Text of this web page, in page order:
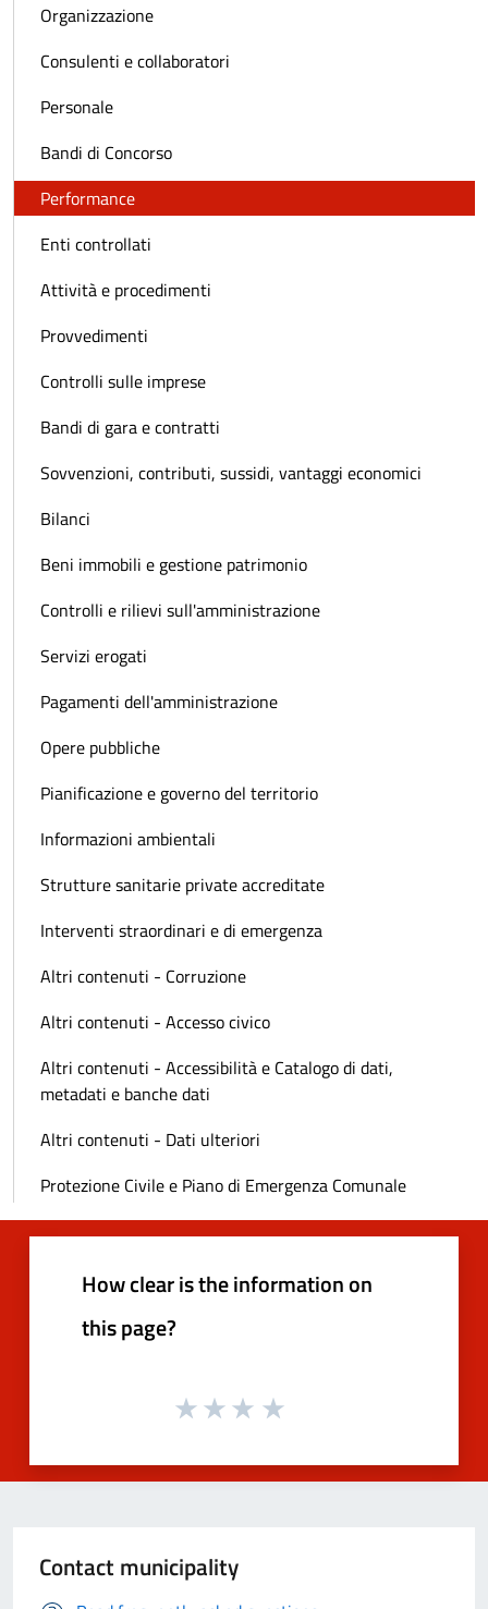
Organizzazione
Consulenti e collaboratori
Personale
Bandi di Concorso
Performance
Enti controllati
Attività e procedimenti
Provvedimenti
Controlli sulle imprese
Bandi di gara e contratti
Sovvenzioni, contributi, sussidi, vantaggi economici
Bilanci
Beni immobili e gestione patrimonio
Controlli e rilievi sull'amministrazione
Servizi erogati
Pagamenti dell'amministrazione
Opere pubbliche
Pianificazione e governo del territorio
Informazioni ambientali
Strutture sanitarie private accreditate
Interventi straordinari e di emergenza
Altri contenuti - Corruzione
Altri contenuti - Accesso civico
Altri contenuti - Accessibilità e Catalogo di dati,
metadati e banche dati
Altri contenuti - Dati ulteriori
Protezione Civile e Piano di Emergenza Comunale
How clear is the information on
this page?
Contact municipality